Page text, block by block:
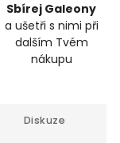
Sbírej Galeony
a ušetři s nimi při
dalším Tvém
nákupu
Diskuze